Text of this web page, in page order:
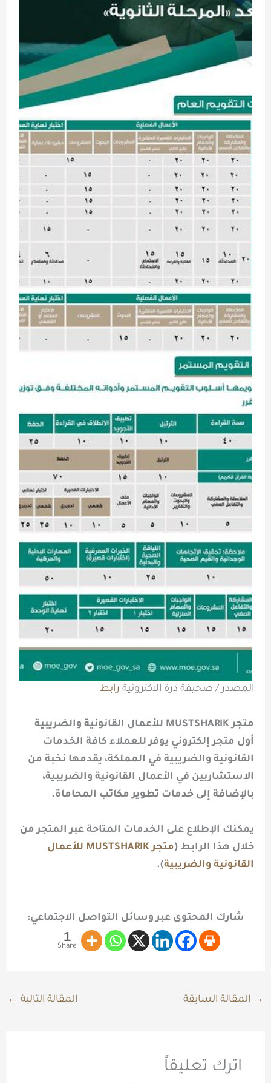
المصدر / صحيفة درة الاكترونية رابط
متجر MUSTSHARIK للأعمال القانونية والضريبية
أول متجر إلكتروني يوفر للعملاء كافة الخدمات
القانونية والضريبية في المملكة، يقدمها نخبة من
الإستشاريين في الأعمال القانونية والضريبية،
بالإضافة إلى خدمات تطوير مكاتب المحاماة.
يمكنك الإطلاع على الخدمات المتاحة عبر المتجر من
خلال هذا الرابط (
متجر MUSTSHARIK للأعمال
القانونية والضريبية).
شارك المحتوى عبر وسائل التواصل الاجتماعي:
1
Share
→ المقالة السابقة المقالة التالية ←
اترك تعليقاً